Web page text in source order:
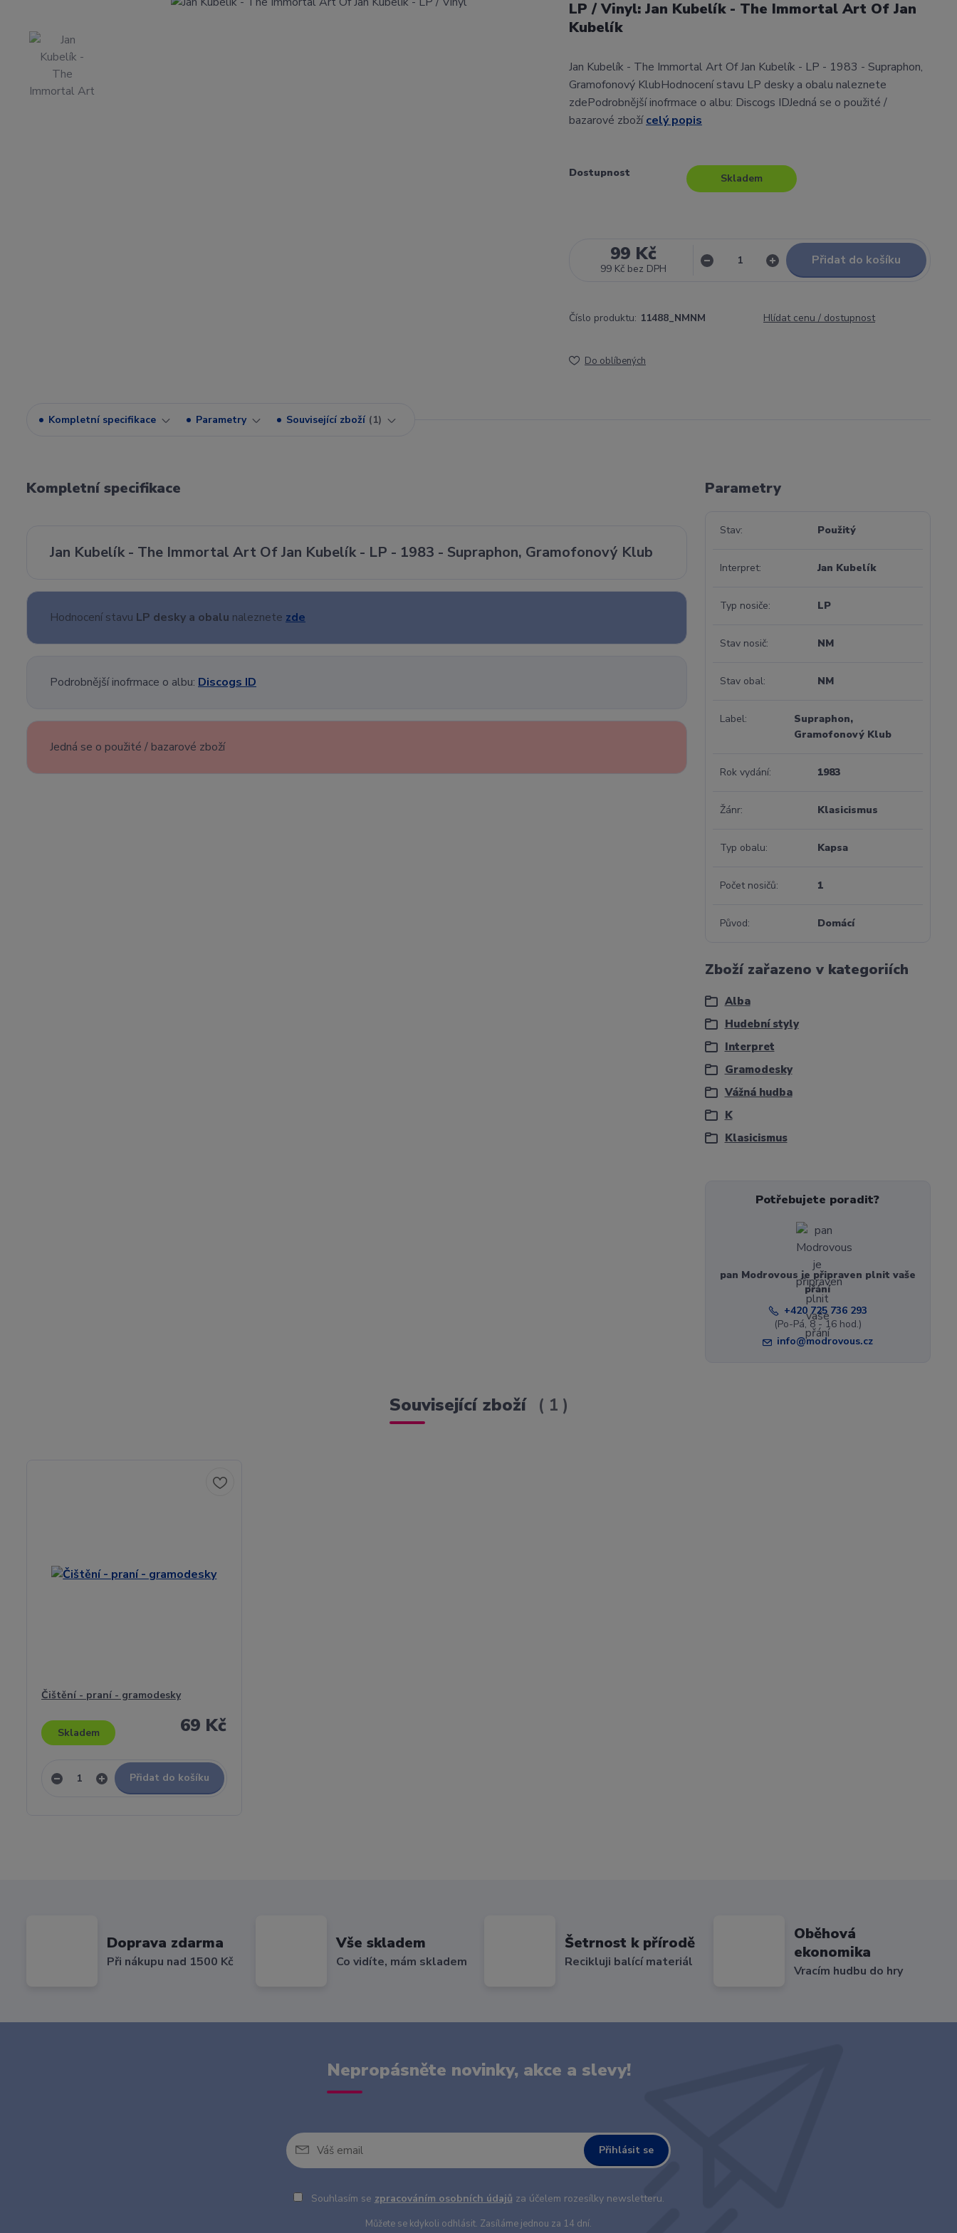
LP / Vinyl: Jan Kubelík - The Immortal Art Of Jan
Kubelík
Jan Kubelík - The Immortal Art Of Jan Kubelík - LP - 1983 - Supraphon,
Gramofonový KlubHodnocení stavu LP desky a obalu naleznete
zdePodrobnější inofrmace o albu: Discogs IDJedná se o použité /
bazarové zbožícelý popis
Dostupnost Skladem
99 Kč
99 Kč bez DPH
Přidat do košíku
Číslo produktu: 11488_NMNM Hlídat cenu / dostupnost
Do oblíbených
Kompletní specifikace Parametry Související zboží 1
Kompletní specifikace
Jan Kubelík - The Immortal Art Of Jan Kubelík - LP - 1983 - Supraphon, Gramofonový Klub
Hodnocení stavu LP desky a obalu naleznete zde
Podrobnější inofrmace o albu: Discogs ID
Jedná se o použité / bazarové zboží
Parametry
Stav Použitý
Interpret Jan Kubelík
Typ nosiče LP
Stav nosič NM
Stav obal NM
Label
Supraphon,
Gramofonový Klub
Rok vydání 1983
Žánr Klasicismus
Typ obalu Kapsa
Počet nosičů 1
Původ Domácí
Zboží zařazeno v kategoriích
Alba
Hudební styly
Interpret
Gramodesky
Vážná hudba
K
Klasicismus
Potřebujete poradit?
pan Modrovous je připraven plnit vaše
přání
+420 725 736 293
(Po-Pá, 8 - 16 hod.)
info@modrovous.cz
Související zboží 1
Čištění - praní - gramodesky
69 Kč
Skladem
Přidat do košíku
Doprava zdarma
Při nákupu nad 1500 Kč
Vše skladem
Co vidíte, mám skladem
Šetrnost k přírodě
Recikluji balící materiál
Oběhová
ekonomika
Vracím hudbu do hry
Nepropásněte novinky, akce a slevy!
Přihlásit se
Souhlasím se zpracováním osobních údajů za účelem rozesílky newsletteru.
Můžete se kdykoli odhlásit. Zasíláme jednou za 14 dní.